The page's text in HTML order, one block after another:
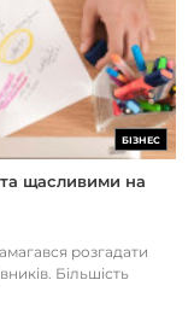
БІЗНЕС
щасливими на
розгадати
Більшість